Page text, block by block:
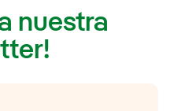
nuestra